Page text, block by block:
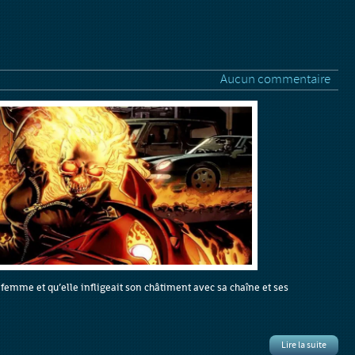
Aucun commentaire
et qu’elle infligeait son châtiment avec sa chaîne et ses
Lire la suite